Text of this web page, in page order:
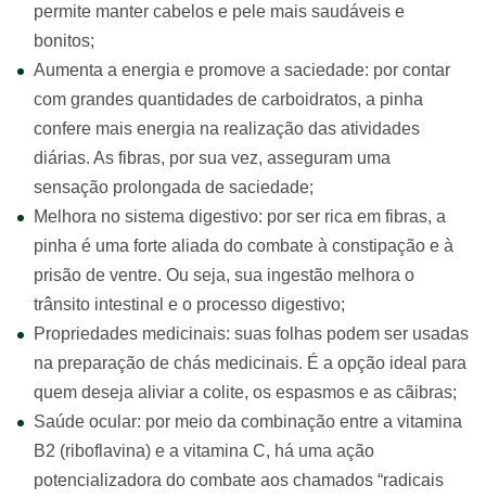
permite manter cabelos e pele mais saudáveis e
bonitos;
Aumenta a energia e promove a saciedade: por contar
com grandes quantidades de carboidratos, a pinha
confere mais energia na realização das atividades
diárias. As fibras, por sua vez, asseguram uma
sensação prolongada de saciedade;
Melhora no sistema digestivo: por ser rica em fibras, a
pinha é uma forte aliada do combate à constipação e à
prisão de ventre. Ou seja, sua ingestão melhora o
trânsito intestinal e o processo digestivo;
Propriedades medicinais: suas folhas podem ser usadas
na preparação de chás medicinais. É a opção ideal para
quem deseja aliviar a colite, os espasmos e as cãibras;
Saúde ocular: por meio da combinação entre a vitamina
B2 (riboflavina) e a vitamina C, há uma ação
potencializadora do combate aos chamados “radicais